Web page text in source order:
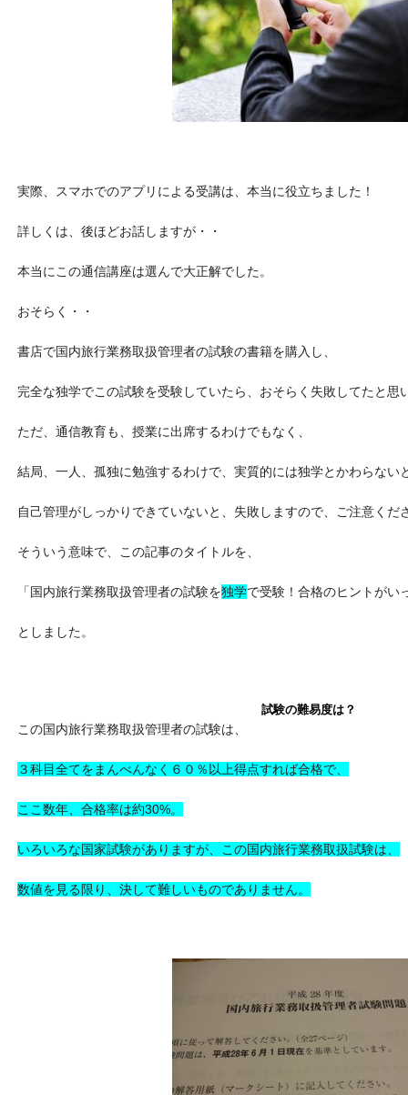
実際、スマホでのアプリによる受講は、本当に役立ちました！
詳しくは、後ほどお話しますが・・
本当にこの通信講座は選んで大正解でした。
おそらく・・
書店で国内旅行業務取扱管理者の試験の書籍を購入し、
完全な独学でこの試験を受験していたら、おそらく失敗してたと思
ただ、通信教育も、授業に出席するわけでもなく、
結局、一人、孤独に勉強するわけで、実質的には独学とかわらない
自己管理がしっかりできていないと、失敗しますので、ご注意くだ
そういう意味で、この記事のタイトルを、
「国内旅行業務取扱管理者の試験を独学で受験！合格のヒントがい
としました。
試験の難易度は？
この国内旅行業務取扱管理者の試験は、
３科目全てをまんべんなく６０％以上得点すれば合格で、
ここ数年、合格率は約30%。
いろいろな国家試験がありますが、この国内旅行業務取扱試験は、
数値を見る限り、決して難しいものでありません。